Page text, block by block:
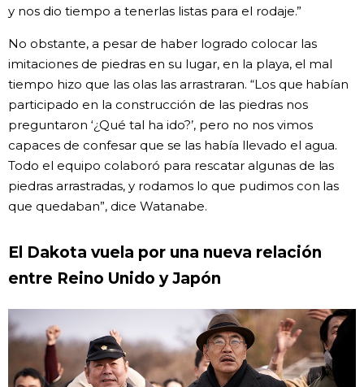
y nos dio tiempo a tenerlas listas para el rodaje.”
No obstante, a pesar de haber logrado colocar las
imitaciones de piedras en su lugar, en la playa, el mal
tiempo hizo que las olas las arrastraran. “Los que habían
participado en la construcción de las piedras nos
preguntaron ‘¿Qué tal ha ido?’, pero no nos vimos
capaces de confesar que se las había llevado el agua.
Todo el equipo colaboró para rescatar algunas de las
piedras arrastradas, y rodamos lo que pudimos con las
que quedaban”, dice Watanabe.
El Dakota vuela por una nueva relación
entre Reino Unido y Japón